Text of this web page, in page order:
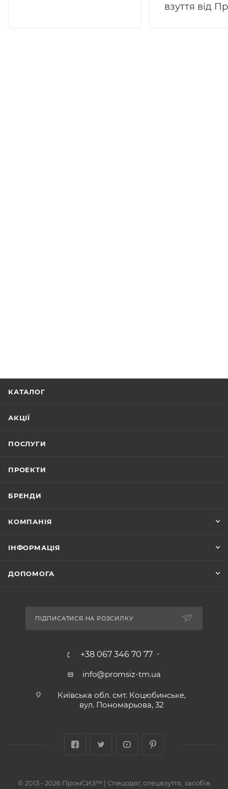
взуття від
КАТАЛОГ
АКЦІЇ
ПОСЛУГИ
ПРОЕКТИ
БРЕНДИ
КОМПАНІЯ
ІНФОРМАЦІЯ
ДОПОМОГА
ПІДПИСАТИСЯ НА РОЗСИЛКУ
+38 067 346 70 77
info@promsiz-tm.ua
Київська обл. смт. Коцюбинське,
вул. Пономарьова, 32
© 2013 - 2026 ПромСИЗ™ | Спецодяг, спецвзуття, засобів